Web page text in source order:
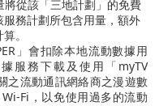
將從該「三地計劃」的免費
務計劃所包含用量，額外
。
」會扣除本地流動數據用
服務下載及使用「 myTV
之流動通訊網絡商之漫遊數
Wi-Fi ，以免使用過多的流動